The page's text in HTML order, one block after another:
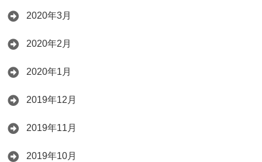
2020年3月
2020年2月
2020年1月
2019年12月
2019年11月
2019年10月